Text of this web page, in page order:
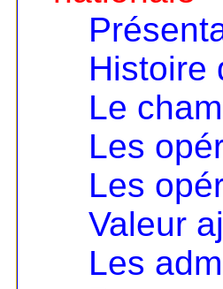
Histoire
Le
Les
Les
Valeur
Les